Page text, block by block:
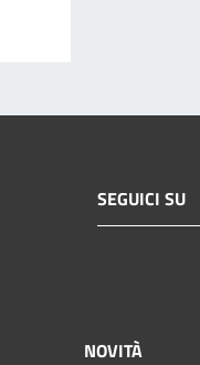
SEGUICI SU
NOVITÀ